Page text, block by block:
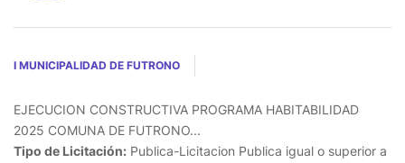
I MUNICIPALIDAD DE FUTRONO
EJECUCION CONSTRUCTIVA PROGRAMA HABITABILIDAD
2025 COMUNA DE FUTRONO...
Tipo de Licitación: Publica-Licitacion Publica igual o superior a